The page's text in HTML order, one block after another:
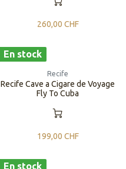
260,00 CHF
En stock
Recife
Recife Cave a Cigare de Voyage
Fly To Cuba
199,00 CHF
En stock